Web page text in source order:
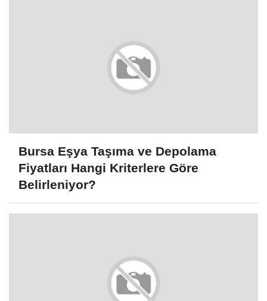
Bursa Eşya Taşıma ve Depolama
Fiyatları Hangi Kriterlere Göre
Belirleniyor?